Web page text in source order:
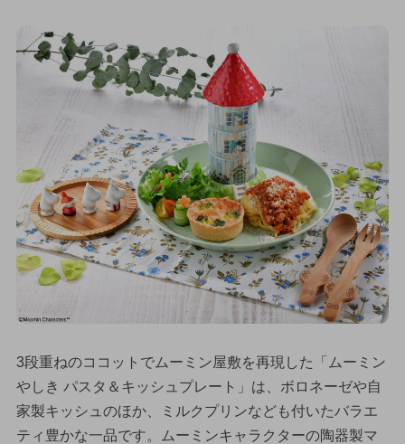
3段重ねのココットでムーミン屋敷を再現した「ムーミン
やしき パスタ＆キッシュプレート」は、ボロネーゼや自
家製キッシュのほか、ミルクプリンなども付いたバラエ
ティ豊かな一品です。ムーミンキャラクターの陶器製マ